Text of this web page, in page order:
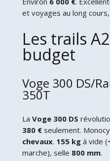
et voyages au long
Les trails
budget
Voge 300 DS/
350T
La Voge 300 DS
380 €seulement.
chevaux. 155 kgà vide (
marche), selle 800 mm.